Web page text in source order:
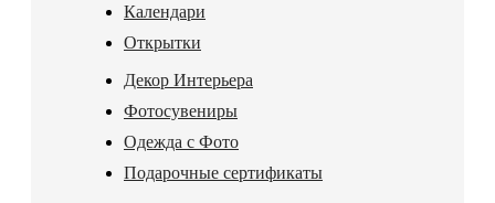
Календари
Открытки
Декор Интерьера
Фотосувениры
Одежда с Фото
Подарочные сертификаты